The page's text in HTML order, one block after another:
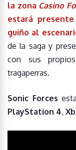
la zona Casino
estará
guiño al
de la saga y
con sus
tragaperras.
Sonic Forces
PlayStation 4,